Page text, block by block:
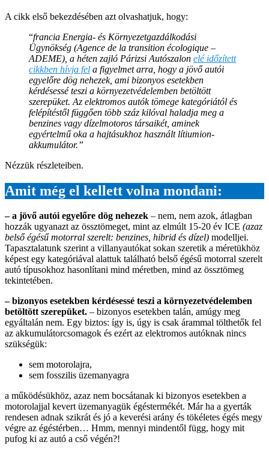
A cikk első bekezdésében azt olvashatjuk, hogy:
“francia Energia- és Környezetgazdálkodási
Ügynökség (Agence de la transition écologique –
ADEME), a héten zajló Párizsi Autószalon elé időzített
cikkben hívja fel a figyelmet arra, hogy a jövő autói
egyelőre dög nehezek, ami bizonyos esetekben
kérdésessé teszi a környezetvédelemben betöltött
szerepüket. Az elektromos autók tömege kategóriától és
felépítéstől függően több száz kilóval haladja meg a
benzines vagy dízelmotoros társaikét, aminek
egyértelmű oka a hajtásukhoz használt lítiumion-
akkumulátor.”
Nézzük részleteiben.
Amit még el kellett volna mondani:
– a jövő autói egyelőre dög nehezek – nem, nem azok, átlagban
hozzák ugyanazt az össztömeget, mint az elmúlt 15-20 év ICE (azaz
belső égésű motorral szerelt: benzines, hibrid és dízel) modelljei.
Tapasztalatunk szerint a villanyautókat sokan szeretik a méretükhöz
képest egy kategóriával alattuk található belső égésű motorral szerelt
autó típusokhoz hasonlítani mind méretben, mind az össztömeg
tekintetében.
– bizonyos esetekben kérdésessé teszi a környezetvédelemben
betöltött szerepüket. – bizonyos esetekben talán, amúgy meg
egyáltalán nem. Egy biztos: így is, úgy is csak árammal tölthetők fel
az akkumulátorcsomagok és ezért az elektromos autóknak nincs
szükségük:
sem motorolajra,
sem fosszilis üzemanyagra
a működésükhöz, azaz nem bocsátanak ki bizonyos esetekben a
motorolajjal kevert üzemanyagük égéstermékét. Már ha a gyerták
rendesen adnak szikrát és jó a keverési arány és tökéletes égés megy
végre az égéstérben… Hmm, mennyi mindentől függ, hogy mit
pufog ki az autó a cső végén?!